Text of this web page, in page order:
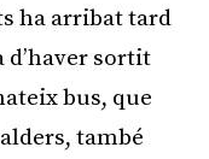
ha arribat tard
d’haver sortit
bus, que
també